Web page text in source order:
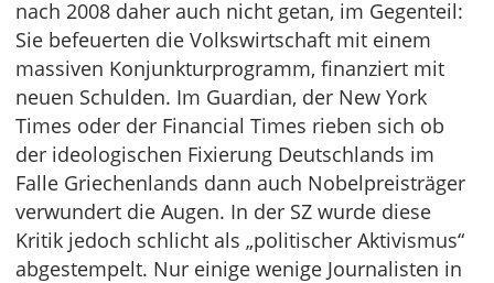
nach 2008 daher auch nicht getan, im Gegenteil:
Sie befeuerten die Volkswirtschaft mit einem
massiven Konjunkturprogramm, finanziert mit
neuen Schulden. Im Guardian, der New York
Times oder der Financial Times rieben sich ob
der ideologischen Fixierung Deutschlands im
Falle Griechenlands dann auch Nobelpreisträger
verwundert die Augen. In der SZ wurde diese
Kritik jedoch schlicht als „politischer Aktivismus“
abgestempelt. Nur einige wenige Journalisten in